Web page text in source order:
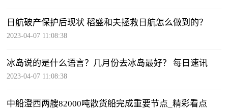
日航破产保护后现状 稻盛和夫拯救日航怎么做到的？
2023-04-07 11:08:38
冰岛说的是什么语言？几月份去冰岛最好？ 每日速讯
2023-04-07 11:08:38
中船澄西两艘82000吨散货船完成重要节点_精彩看点